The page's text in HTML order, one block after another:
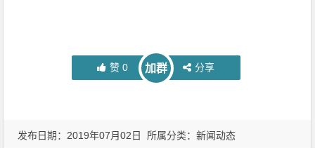
赞 0 加群 分享
发布日期：2019年07月02日 所属分类：新闻动态